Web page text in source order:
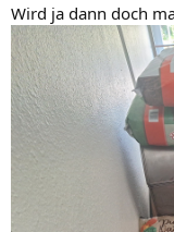
Wird ja dann doch